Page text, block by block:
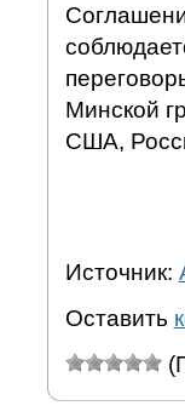
Минской
США,
Источник:
Оставить